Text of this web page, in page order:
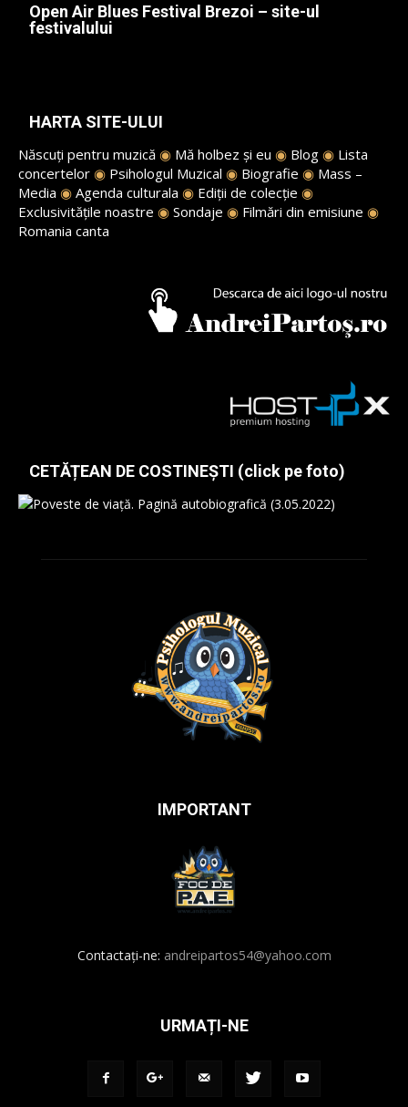
Open Air Blues Festival Brezoi – site-ul
festivalului
HARTA SITE-ULUI
Născuți pentru muzică ◉ Mă holbez și eu ◉ Blog ◉ Lista
concertelor ◉ Psihologul Muzical ◉ Biografie ◉ Mass –
Media ◉ Agenda culturala ◉ Ediții de colecție ◉
Exclusivitățile noastre ◉ Sondaje ◉ Filmări din emisiune ◉
Romania canta
CETĂȚEAN DE COSTINEȘTI (click pe foto)
IMPORTANT
Contactați-ne: andreipartos54@yahoo.com
URMAȚI-NE